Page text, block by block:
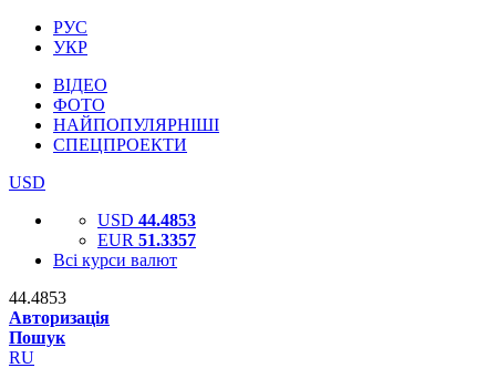
РУС
УКР
ВІДЕО
ФОТО
НАЙПОПУЛЯРНІШІ
СПЕЦПРОЕКТИ
USD
USD 44.4853
EUR 51.3357
Всі курси валют
44.4853
Авторизація
Пошук
RU